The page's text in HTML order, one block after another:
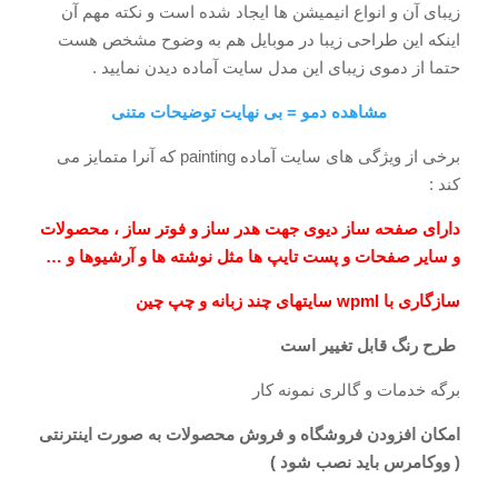
زیبای آن و انواع انیمیشن ها ایجاد شده است و نکته مهم آن
اینکه این طراحی زیبا در موبایل هم به وضوح مشخص هست
حتما از دموی زیبای این مدل سایت آماده دیدن نمایید .
مشاهده دمو = بی نهایت توضیحات متنی
برخی از ویژگی های سایت آماده painting که آنرا متمایز می
کند :
دارای صفحه ساز دیوی جهت هدر ساز و فوتر ساز ، محصولات
و سایر صفحات و پست تایپ ها مثل نوشته ها و آرشیوها و …
سازگاری با wpml سایتهای چند زبانه و چپ چین
طرح رنگ قابل تغییر است
برگه خدمات و گالری نمونه کار
امکان افزودن فروشگاه و فروش محصولات به صورت اینترنتی
( ووکامرس باید نصب شود )